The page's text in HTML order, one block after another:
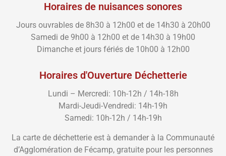
Horaires de nuisances sonores
Jours ouvrables de 8h30 à 12h00 et de 14h30 à 20h00
Samedi de 9h00 à 12h00 et de 14h30 à 19h00
Dimanche et jours fériés de 10h00 à 12h00
Horaires d'Ouverture Déchetterie
Lundi – Mercredi: 10h-12h / 14h-18h
Mardi-Jeudi-Vendredi: 14h-19h
Samedi: 10h-12h / 14h-19h
La carte de déchetterie est à demander à la Communauté
d’Agglomération de Fécamp, gratuite pour les personnes